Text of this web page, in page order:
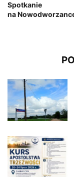
Spotkanie
na